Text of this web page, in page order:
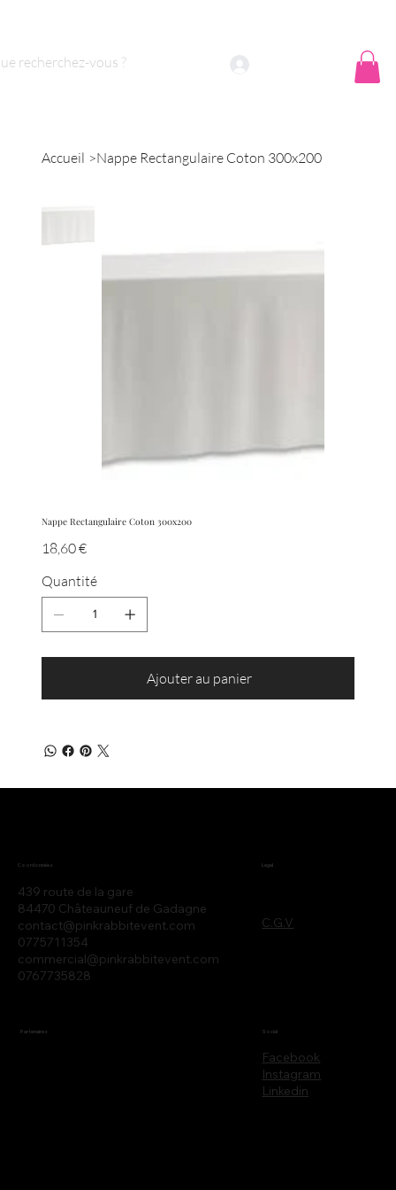
nous ?
Accueil >Nappe Rectangulaire Coton 300x200
Nappe Rectangulaire Coton 300x200
Prix
18,60 €
Quantité
Ajouter au panier
439 route de la gare
84470 Châteauneuf de Gadagne
contact@pinkrabbitevent.com
0775711354
commercial@pinkrabbitevent.com
0767735828
Coordonnées
C.G.V
Legal
Partenaires
Facebook
Instagram
Linkedin
Social